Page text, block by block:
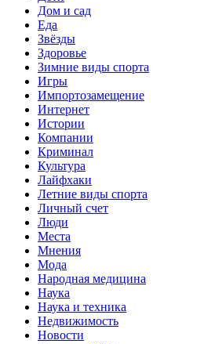
Дом и сад
Еда
Звёзды
Здоровье
Зимние виды спорта
Игры
Импортозамещение
Интернет
Истории
Компании
Криминал
Культура
Лайфхаки
Летние виды спорта
Личный счет
Люди
Места
Мнения
Мода
Народная медицина
Наука
Наука и техника
Недвижимость
Новости